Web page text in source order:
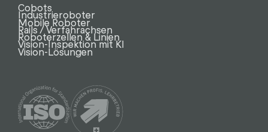
Cobots
Industrieroboter
Mobile Roboter
Rails / Verfahrachsen
Roboterzellen & Linien
Vision-Inspektion mit KI
Vision-Lösungen